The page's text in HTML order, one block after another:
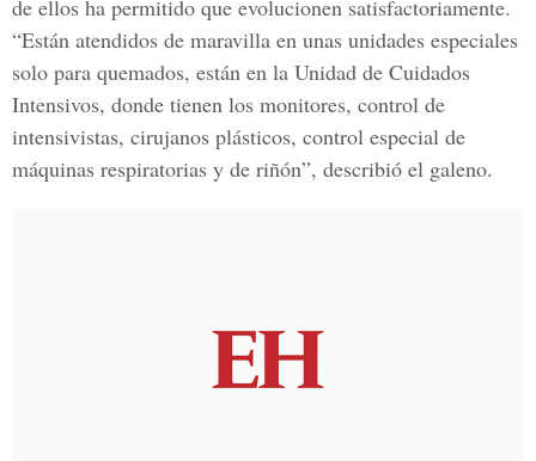
de ellos ha permitido que evolucionen satisfactoriamente.
“Están atendidos de maravilla en unas unidades especiales
solo para quemados, están en la Unidad de Cuidados
Intensivos, donde tienen los monitores, control de
intensivistas, cirujanos plásticos, control especial de
máquinas respiratorias y de riñón”, describió el galeno.